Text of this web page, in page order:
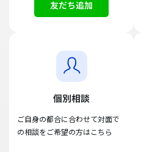
友だち追加
個別相談
ご自身の都合に合わせて対面で
の相談をご希望の方はこちら